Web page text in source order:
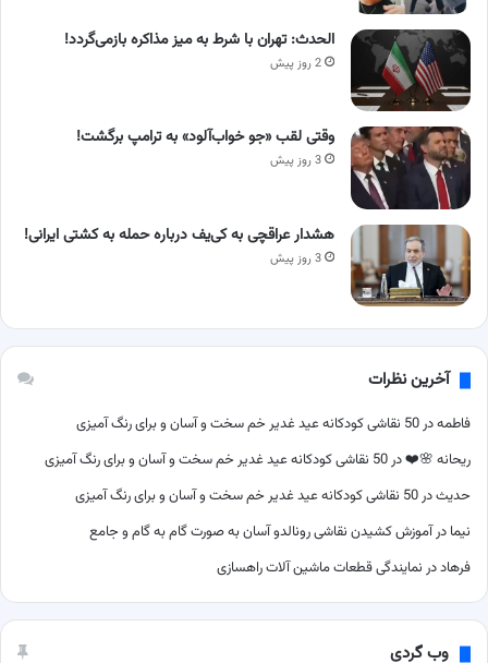
الحدث: تهران با شرط به میز مذاکره بازمی‌گردد!
2 روز پیش
وقتی لقب «جو خواب‌آلود» به ترامپ برگشت!
3 روز پیش
هشدار عراقچی به کی‌یف درباره حمله به کشتی ایرانی!
3 روز پیش
آخرین نظرات
فاطمهدر50 نقاشی کودکانه عید غدیر خم سخت و آسان و برای رنگ آمیزی
ریحانه 🌸❤️در50 نقاشی کودکانه عید غدیر خم سخت و آسان و برای رنگ آمیزی
حدیثدر50 نقاشی کودکانه عید غدیر خم سخت و آسان و برای رنگ آمیزی
نیما درآموزش کشیدن نقاشی رونالدو آسان به صورت گام به گام و جامع
فرهاددر نمایندگی قطعات ماشین آلات راهسازی
وب گردی